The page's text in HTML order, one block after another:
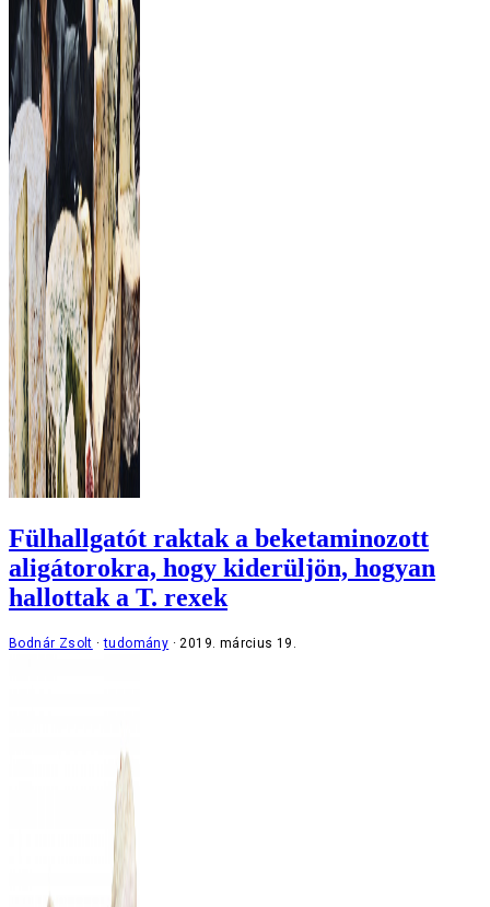
Fülhallgatót raktak a beketaminozott
aligátorokra, hogy kiderüljön, hogyan
hallottak a T. rexek
Bodnár Zsolt tudomány 2019. március 19.